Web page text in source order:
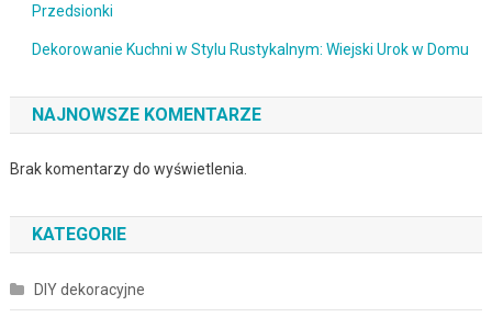
Przedsionki
Dekorowanie Kuchni w Stylu Rustykalnym: Wiejski Urok w Domu
NAJNOWSZE KOMENTARZE
Brak komentarzy do wyświetlenia.
KATEGORIE
DIY dekoracyjne